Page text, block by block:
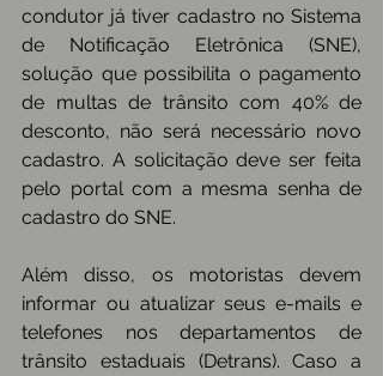
condutor já tiver cadastro no Sistema
de Notificação Eletrônica (SNE),
solução que possibilita o pagamento
de multas de trânsito com 40% de
desconto, não será necessário novo
cadastro. A solicitação deve ser feita
pelo portal com a mesma senha de
cadastro do SNE.
Além disso, os motoristas devem
informar ou atualizar seus e-mails e
telefones nos departamentos de
trânsito estaduais (Detrans). Caso a